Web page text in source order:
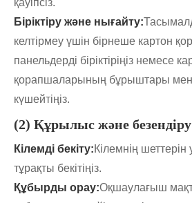
Біріктіру және нығайту:
келтірмеу үшін бірнеше картон
панельдерді біріктіріңіз немесе
қорапшаларының бұрыштары мен
күшейтіңіз.
(2) Құрылыс және безендіру
Кілемді бекіту:Кілемнің
тұрақты бекітіңіз.
Құбырды орау:Оқшаулағыш